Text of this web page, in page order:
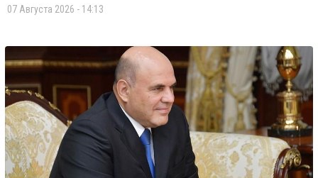
07 Августа 2026 - 14:13